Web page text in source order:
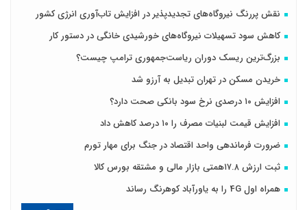
نقش پررنگ نیروگاه‌های تجدیدپذیر در افزایش تاب‌آوری انرژی کشور
کاهش سود تسهیلات نیروگاه‌های خورشیدی خانگی در دستور کار
بزرگ‌ترین ریسک دوران ریاست‌جمهوری ترامپ چیست؟
خریدن مسکن در تهران تبدیل به آرزو شد
افزایش ۱۰ درصدی نرخ سود بانکی صحت دارد؟
افزایش قیمت لبنیات مصرف را ۱۰ درصد کاهش داد
ضرورت فرماندهی واحد اقتصاد در جنگ برای مهار تورم
ثبت ارزش ۱۷.۸همتی بازار مالی و مشتقه بورس کالا
همراه اول 4G را به یاورآباد کوهرنگ رساند